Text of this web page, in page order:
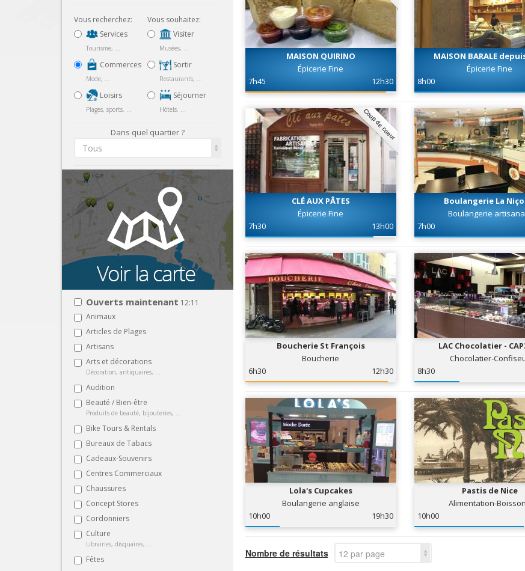
Vous recherchez:
Services
Tourisme, ...
Commerces
Mode, ...
Loisirs
Plages, sports, ...
Vous souhaitez:
Visiter
Musées, ...
Sortir
Restaurants, ...
Séjourner
Hôtels, ...
Dans quel quartier ?
Tous
Ouverts maintenant 12:11
Animaux
Articles de Plages
Artisans
Arts et décorations
Décoration, antiquaires, ...
Audition
Beauté / Bien-être
Produits de beauté, bijouteries, ...
Bike Tours & Rentals
Bureaux de Tabacs
Cadeaux-Souvenirs
Centres Commerciaux
Chaussures
Concept Stores
Cordonniers
Culture
Librairies, disquaires, ...
Fêtes
MAISON QUIRINO
Épicerie Fine
7h45
12h30
MAISON BARALE
Épicerie Fine
8h00
Coup de coeur
CLÉ AUX PÂTES
Épicerie Fine
7h30
13h00
Boulangerie La
Boulangerie
7h00
Boucherie St François
Boucherie
6h30
12h30
LAC Chocolatier -
Chocolatier-
8h30
Lola's Cupcakes
Boulangerie anglaise
10h00
19h30
Pastis de Nice
Alimentation-
10h00
Nombre de résultats 12 par page